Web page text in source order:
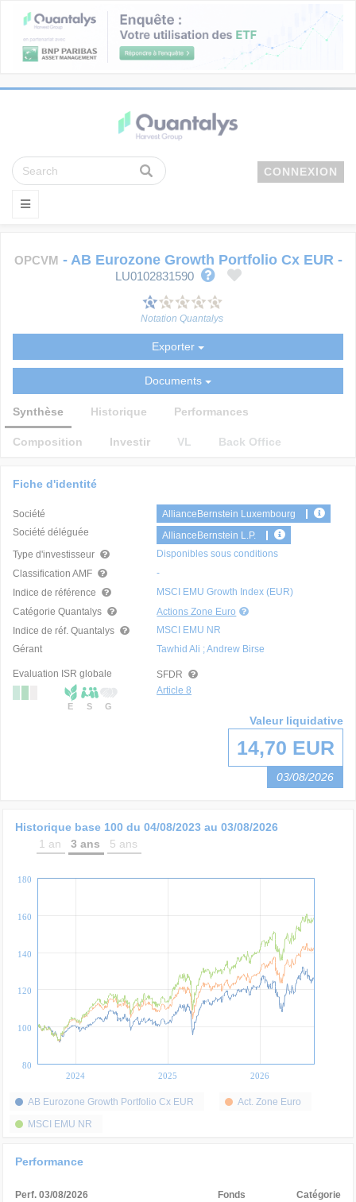
CONNEXION
OPCVM - AB Eurozone Growth Portfolio Cx EUR-
LU0102831590
Notation Quantalys
Exporter
Documents
Synthèse Historique Performances
Composition Investir VL Back Office
Fiche d'identité
Société
AllianceBernstein Luxembourg
Société déléguée
AllianceBernstein L.P.
Type d'investisseur
Disponibles sous conditions
Classification AMF
-
Indice de référence
MSCI EMU Growth Index (EUR)
Catégorie Quantalys
Actions Zone Euro
Indice de réf. Quantalys
MSCI EMU NR
Gérant
Tawhid Ali ; Andrew Birse
Evaluation ISR globale
E S G
SFDR
Article 8
Valeur liquidative
14,70 EUR
03/08/2026
Historique base 100 du 04/08/2023 au 03/08/2026
1 an
3 ans 5 ans
2024 2025 2026
80
100
120
140
160
180
AB Eurozone Growth Portfolio Cx EUR
Act. Zone Euro
MSCI EMU NR
Performance
Perf. 03/08/2026 Fonds
Catégorie